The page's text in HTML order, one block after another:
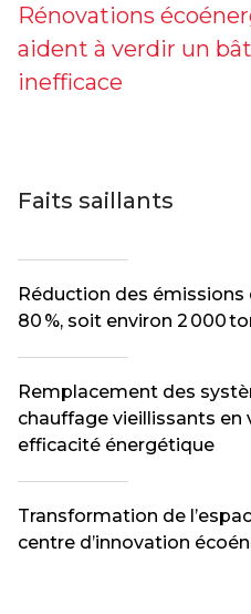
Rénovations
aident à verdir un
inefficace
Faits saillants
Réduction des
80 %, soit environ 2 000
Remplacement des
chauffage vieillissants en
efficacité énergétique
Transformation de
centre d’innovation